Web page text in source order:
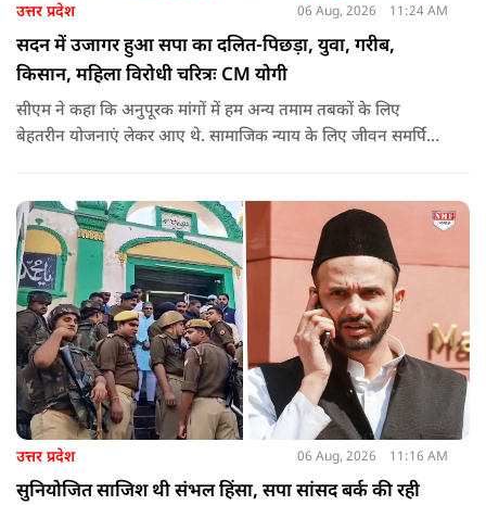
उत्तर प्रदेश 06 Aug, 2026 11:24 AM
सदन में उजागर हुआ सपा का दलित-पिछड़ा, युवा, गरीब,
किसान, महिला विरोधी चरित्रः CM योगी
सीएम ने कहा कि अनुपूरक मांगों में हम अन्य तमाम तबकों के लिए
बेहतरीन योजनाएं लेकर आए थे. सामाजिक न्याय के लिए जीवन समर्पित
अहिल्या बाई होल्कर आदि की मूर्तियों पर छाजन, पार्क, बाउंड्रीवाल के
लिए हमने 407 करोड़ रुपये का प्रावधान किया है. यह बजट पास न हो,
इसके लिए समाजवादी पार्टी ने सदन की कार्यवाही को बाधित किया और
लगातार व्यवधान पैदा करने का प्रयास किया.
उत्तर प्रदेश 06 Aug, 2026 11:16 AM
सुनियोजित साजिश थी संभल हिंसा, सपा सांसद बर्क की रही